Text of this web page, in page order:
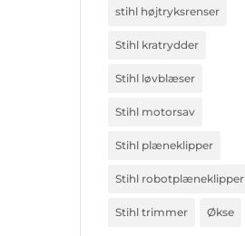
stihl højtryksrenser
Stihl kratrydder
Stihl løvblæser
Stihl motorsav
Stihl plæneklipper
Stihl robotplæneklipper
Stihl trimmer Økse